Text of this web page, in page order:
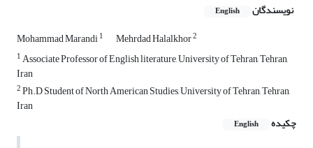
نویسندگان English
Mohammad Marandi1 Mehrdad Halalkhor2
1Associate Professor of English literature, University of Tehran, Tehran,
Iran
2Ph.D Student of North American Studies, University of Tehran, Tehran,
Iran
چکیده
English